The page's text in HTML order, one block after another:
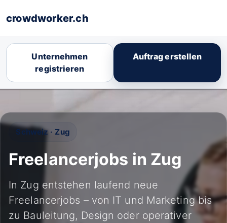
crowdworker.ch
Unternehmen
registrieren
Auftrag erstellen
Schweiz · Zug
Freelancerjobs in Zug
In Zug entstehen laufend neue
Freelancerjobs – von IT und Marketing bis
zu Bauleitung, Design oder operativer